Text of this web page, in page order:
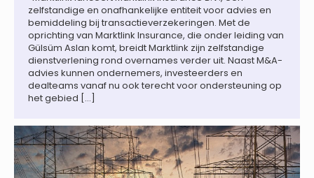
zelfstandige en onafhankelijke entiteit voor advies en
bemiddeling bij transactieverzekeringen. Met de
oprichting van Marktlink Insurance, die onder leiding van
Gülsüm Aslan komt, breidt Marktlink zijn zelfstandige
dienstverlening rond overnames verder uit. Naast M&A-
advies kunnen ondernemers, investeerders en
dealteams vanaf nu ook terecht voor ondersteuning op
het gebied […]